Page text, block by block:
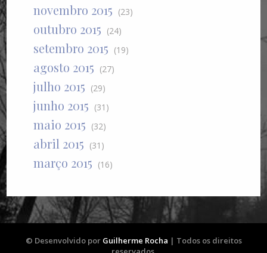
novembro 2015 (23)
outubro 2015 (24)
setembro 2015 (19)
agosto 2015 (27)
julho 2015 (29)
junho 2015 (31)
maio 2015 (32)
abril 2015 (31)
março 2015 (16)
© Desenvolvido por Guilherme Rocha | Todos os direitos